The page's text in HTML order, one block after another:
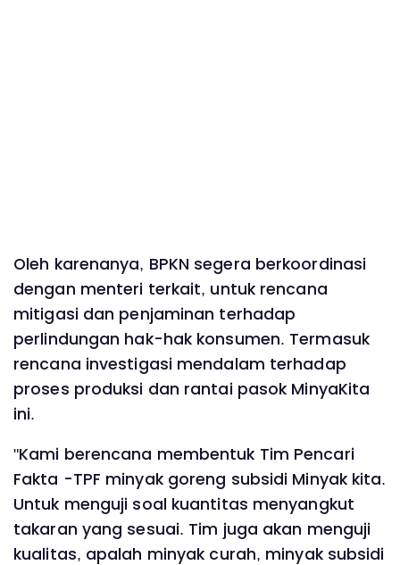
Oleh karenanya, BPKN segera berkoordinasi
dengan menteri terkait, untuk rencana
mitigasi dan penjaminan terhadap
perlindungan hak-hak konsumen. Termasuk
rencana investigasi mendalam terhadap
proses produksi dan rantai pasok MinyaKita
ini.
"Kami berencana membentuk Tim Pencari
Fakta -TPF minyak goreng subsidi Minyak kita.
Untuk menguji soal kuantitas menyangkut
takaran yang sesuai. Tim juga akan menguji
kualitas, apalah minyak curah, minyak subsidi